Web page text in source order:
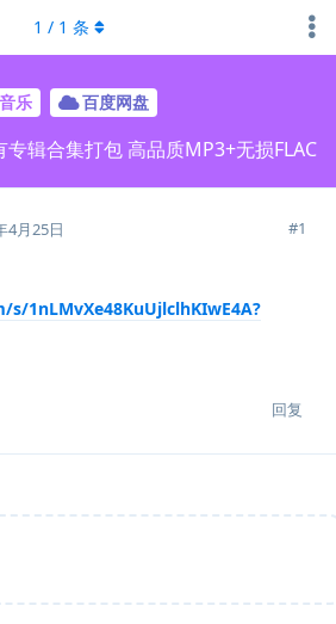
音乐 百度网盘
辑合集打包 高品质MP3+无损FLAC
1 / 1 条
4月25日 #1
1nLMvXe48KuUjlclhKIwE4A?
回复